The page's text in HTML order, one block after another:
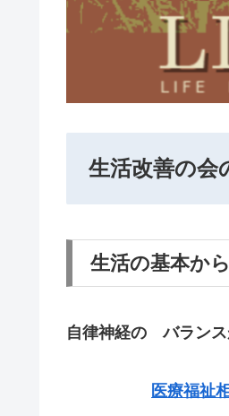
生活改善の会
生活の基本か
自律神経の バラン
医療福祉